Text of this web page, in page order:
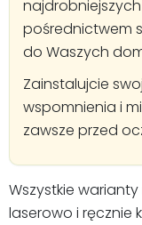
pośrednictwem
do Waszych
Zainstalujcie
wspomnienia i
zawsze przed
Wszystkie
laserowo i ręcznie